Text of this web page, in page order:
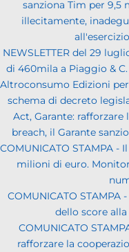
sanziona Tim per 9,5
illecitamente,
NEWSLETTER del 29
di 460mila a Piaggio &
Altroconsumo Edizioni
schema di decreto
Act, Garante:
breach, il Garante
COMUNICATO STAMPA -
milioni di euro.
COMUNICATO STAMPA
dello score
COMUNICATO
rafforzare la